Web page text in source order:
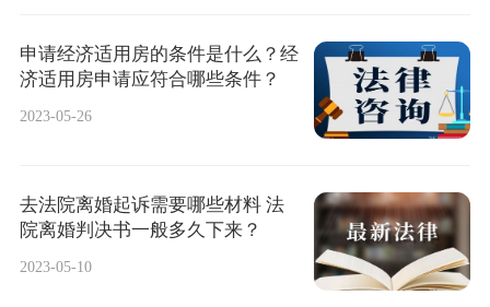
申请经济适用房的条件是什么？经
济适用房申请应符合哪些条件？
2023-05-26
去法院离婚起诉需要哪些材料 法
院离婚判决书一般多久下来？
2023-05-10